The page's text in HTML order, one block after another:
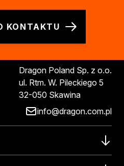
KONTAKTU
Dragon Poland Sp. z o.o.
ul. Rtm. W. Pileckiego 5
32-050 Skawina
info@dragon.com.pl